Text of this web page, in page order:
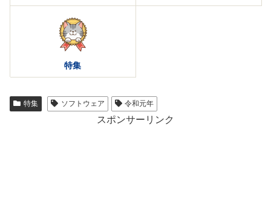
特集
特集 ソフトウェア 令和元年
スポンサーリンク